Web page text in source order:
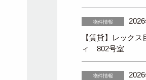
物件情報
【賃貸】レック
ィ 802号室
物件情報